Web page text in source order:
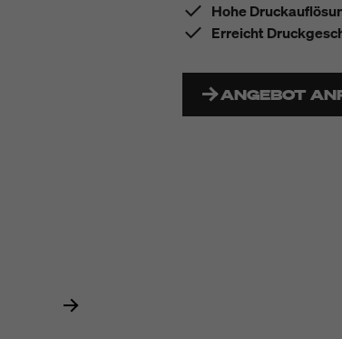
Hohe
Erreicht
ANGEBOT